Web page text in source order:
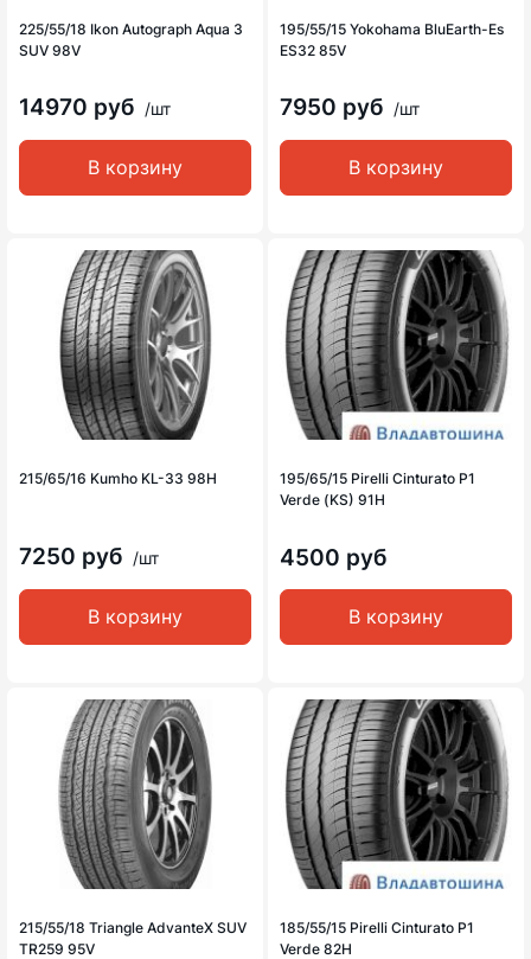
225/55/18 Ikon Autograph Aqua 3
SUV 98V
14970 руб /шт
В корзину
195/55/15 Yokohama BluEarth-Es
ES32 85V
7950 руб /шт
В корзину
215/65/16 Kumho KL-33 98H
7250 руб /шт
В корзину
195/65/15 Pirelli Cinturato P1
Verde (KS) 91H
4500 руб
В корзину
215/55/18 Triangle AdvanteX SUV
TR259 95V
185/55/15 Pirelli Cinturato P1
Verde 82H